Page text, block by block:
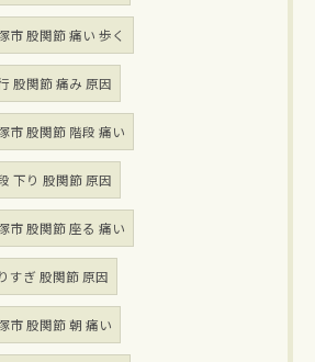
市 股関節 痛い 歩く
股関節 痛み 原因
市 股関節 階段 痛い
下り 股関節 原因
市 股関節 座る 痛い
すぎ 股関節 原因
市 股関節 朝 痛い